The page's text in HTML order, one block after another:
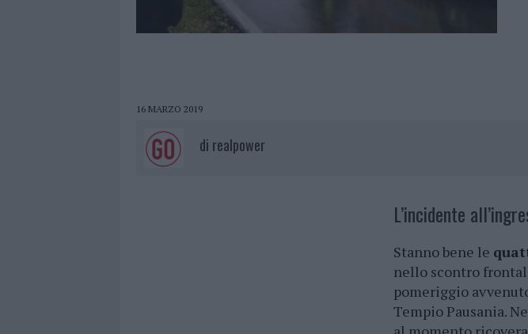
16 MARZO 2019
di realpower
L’incidente
Stanno bene le
nello scontro
pomeriggio
Tempio Pausania.